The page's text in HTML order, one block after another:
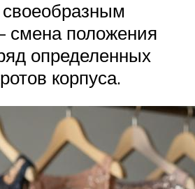
смена положения
определенных
корпуса.